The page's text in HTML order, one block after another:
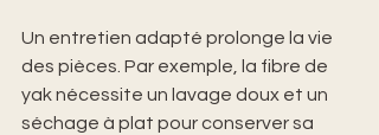
Un entretien adapté prolonge la vie
des pièces. Par exemple, la fibre de
yak nécessite un lavage doux et un
séchage à plat pour conserver sa